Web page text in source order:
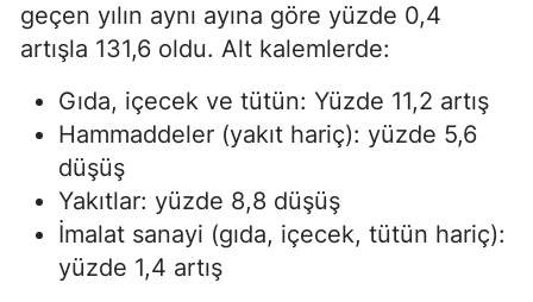
geçen yılın aynı ayına göre yüzde 0,4
artışla 131,6 oldu. Alt kalemlerde:
Gıda, içecek ve tütün: Yüzde 11,2 artış
Hammaddeler (yakıt hariç): yüzde 5,6
düşüş
Yakıtlar: yüzde 8,8 düşüş
İmalat sanayi (gıda, içecek, tütün hariç):
yüzde 1,4 artış